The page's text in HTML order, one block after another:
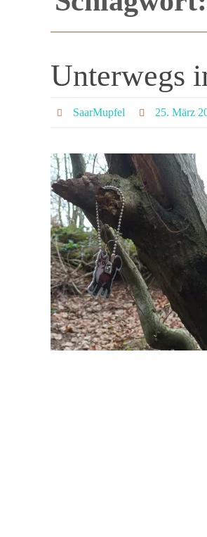
Unterwegs
SaarMupfel 25. März